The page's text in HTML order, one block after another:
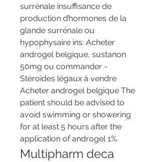
surrénale insuffisance de
production d’hormones de la
glande surrénale ou
hypophysaire ins. Acheter
androgel belgique, sustanon
50mg ou commander -
Stéroïdes légaux à vendre
Acheter androgel belgique The
patient should be advised to
avoid swimming or showering
for at least 5 hours after the
application of androgel 1%.
Multipharm deca